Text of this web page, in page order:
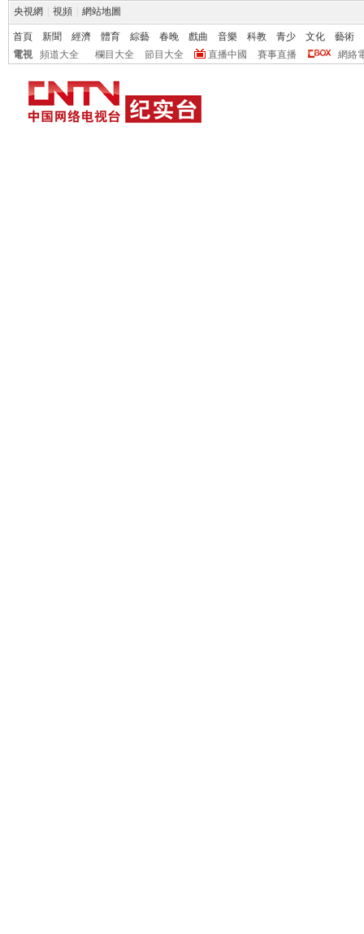
央視網 視頻 網站地圖
首頁 新聞 經濟 體育 綜藝 春晚 戲曲 音樂 科教 青少 文化
藝術
電視
頻道大全 欄目大全 節目大全 直播中國 賽事直播 網絡